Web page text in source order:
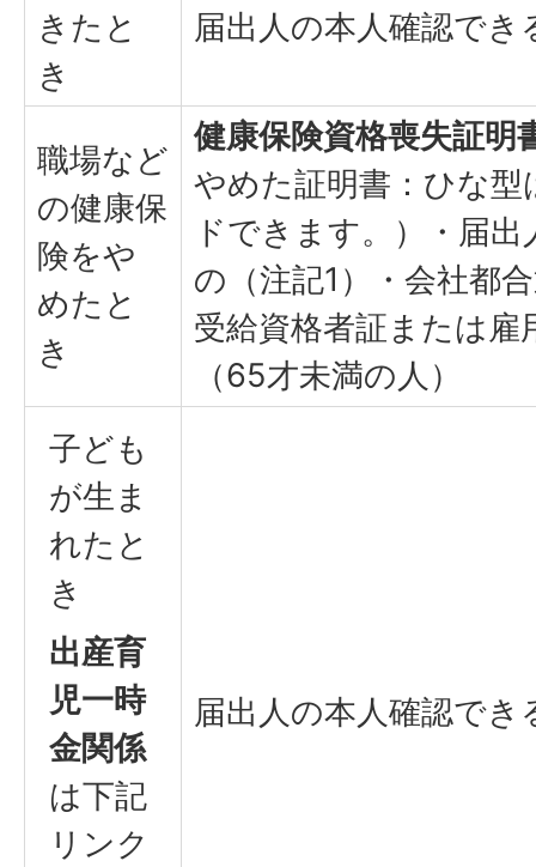
きたと
き
届出人の本人確認でき
職場など
の健康保
険をや
めたと
き
健康保険資格喪失証明
やめた証明書：ひな
ドできます。）・届
の（注記1）・会社都
受給資格者証または雇
（65才未満の人）
子ども
が生ま
れたと
き
出産育
児一時
金関係
は下記
リンク
届出人の本人確認でき